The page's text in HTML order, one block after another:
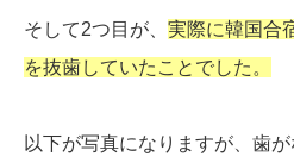
そして2つ目が、 実際に韓国合
を抜歯していたことでした。
以下が写真になりますが、歯